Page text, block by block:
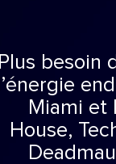
Plus besoin
l’énergie
Miami et
House,